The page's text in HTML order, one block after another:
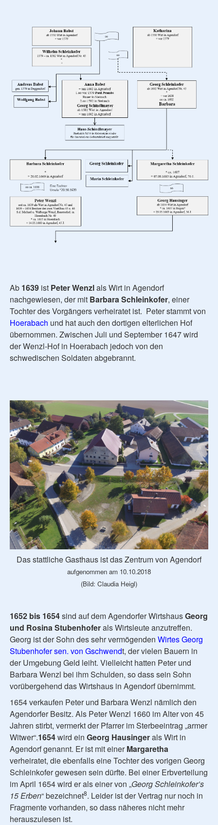
Ab 1639 ist Peter Wenzlals Wirt in Agendorf
nachgewiesen, der mit Barbara Schleinkofer, einer
Tochter des Vorgängers verheiratet ist. Peter stammt von
Hoerabach und hat auch den dortigen elterlichen Hof
übernommen. Zwischen Juli und September 1647 wird
der Wenzl-Hof in Hoerabach jedoch von den
schwedischen Soldaten abgebrannt.
Das stattliche Gasthaus ist das Zentrum von Agendorf
aufgenommen am 10.10.2018
(Bild: Claudia Heigl)
1652 bis 1654sind auf dem Agendorfer WirtshausGeorg
und Rosina Stubenhoferals Wirtsleute anzutreffen.
Georg ist der Sohn des sehr vermögenden Wirtes Georg
Stubenhofer sen. von Gschwendt, der vielen Bauern in
der Umgebung Geld leiht. Vielleicht hatten Peter und
Barbara Wenzl bei ihm Schulden, so dass sein Sohn
vorübergehend das Wirtshaus in Agendorf übernimmt.
1654 verkaufen Peter und Barbara Wenzl nämlich den
Agendorfer Besitz. Als Peter Wenzl 1660 im Alter von 45
Jahren stirbt, vermerkt der Pfarrer im Sterbeeintrag „armer
Witwer“.1654wird ein Georg Hausingerals Wirt in
Agendorf genannt. Er ist mit einerMargaretha
verheiratet, die ebenfalls eine Tochter des vorigen Georg
Schleinkofer gewesen sein dürfte. Bei einer Erbverteilung
im April 1654 wird er als einer von „Georg Schleinkofer’s
15 Erben“ bezeichnet8. Leider ist der Vertrag nur noch in
Fragmente vorhanden, so dass näheres nicht mehr
herauszulesen ist.